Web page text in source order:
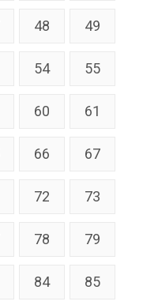
48 49
54 55
60 61
66 67
72 73
78 79
84 85